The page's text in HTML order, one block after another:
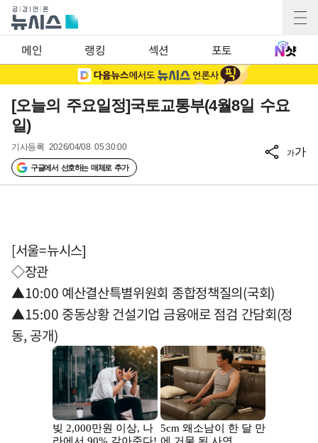
메인 랭킹 섹션 포토
[오늘의 주요일정]국토교통부(4월8일 수요
일)
기사등록 2026/04/08 05:30:00
구글에서 선호하는 매체로 추가
가가
[서울=뉴시스]
◇장관
▲10:00 예산결산특별위원회 종합정책질의(국회)
▲15:00 중동상황 건설기업 금융애로 점검 간담회(정
동, 공개)